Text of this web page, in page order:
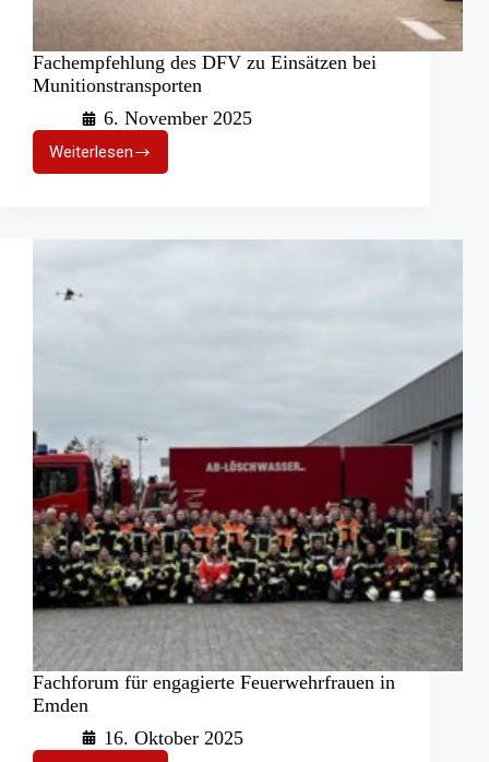
Fachempfehlung des DFV zu Einsätzen bei
Munitionstransporten
6. November 2025
WeiterlesenFachempfehlung
des
Einsätzen
Fachforum für engagierte Feuerwehrfrauen in
Emden
16. Oktober 2025